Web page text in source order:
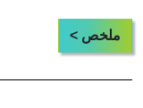
ملخص >